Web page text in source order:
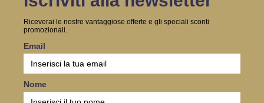
Riceverai le nostre vantaggiose offerte e gli speciali sconti
promozionali.
Email
Nome